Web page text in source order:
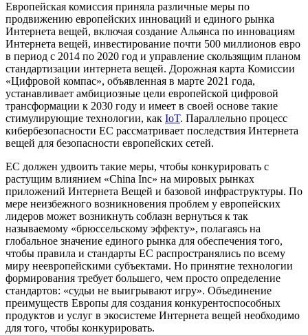
Европейская комиссия приняла различные меры по
продвижению европейских инноваций и единого рынка
Интернета вещей, включая создание Альянса по инновациям
Интернета вещей, инвестирование почти 500 миллионов евро
в период с 2014 по 2020 год и управление скользящим планом
стандартизации интернета вещей. Дорожная карта Комиссии
«Цифровой компас», объявленная в марте 2021 года,
устанавливает амбициозные цели европейской цифровой
трансформации к 2030 году и имеет в своей основе такие
стимулирующие технологии, как IoT. Параллельно процесс
кибербезопасности ЕС рассматривает последствия Интернета
вещей для безопасности европейских сетей.
ЕС должен удвоить такие меры, чтобы конкурировать с
растущим влиянием «China Inc» на мировых рынках
приложений Интернета Вещей и базовой инфраструктуры. По
мере неизбежного возникновения проблем у европейских
лидеров может возникнуть соблазн вернуться к так
называемому «брюссельскому эффекту», полагаясь на
глобальное значение единого рынка для обеспечения того,
чтобы правила и стандарты ЕС распространялись по всему
миру неевропейскими субъектами. Но принятие технологии
формирования требует большего, чем просто определение
стандартов: «судьи не выигрывают игру». Объединение
преимуществ Европы для создания конкурентоспособных
продуктов и услуг в экосистеме Интернета вещей необходимо
для того, чтобы конкурировать.